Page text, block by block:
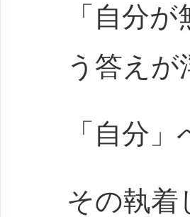
「自分
う答え
「自分
その執着